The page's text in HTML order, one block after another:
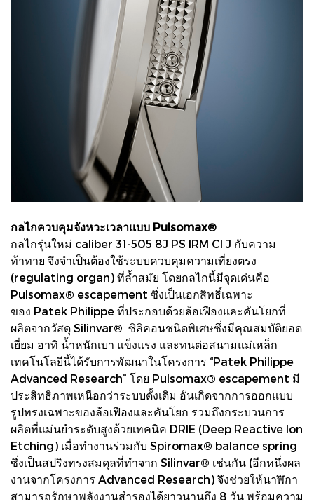
กลไกควบคุมจังหวะเวลาแบบ Pulsomax®
กลไกรุ่นใหม่ caliber 31-505 8J PS IRM CI J กับความ
ท้าทาย จึงจำเป็นต้องใช้ระบบควบคุมความเที่ยงตรง
(regulating organ) ที่ล้ำสมัย โดยกลไกนี้มีจุดเด่นคือ
Pulsomax® escapement ซึ่งเป็นเอกสิทธิ์เฉพาะ
ของ Patek Philippe ที่ประกอบด้วยล้อเฟืองและคันโยกที่
ผลิตจากวัสดุ Silinvar® ซิลิคอนชนิดพิเศษซึ่งมีคุณสมบัติยอด
เยี่ยม อาทิ น้ำหนักเบา แข็งแรง และทนต่อสนามแม่เหล็ก
เทคโนโลยีนี้ได้รับการพัฒนาในโครงการ “Patek Philippe
Advanced Research” โดย Pulsomax® escapement มี
ประสิทธิภาพเหนือกว่าระบบดั้งเดิม อันเกิดจากการออกแบบ
รูปทรงเฉพาะของล้อเฟืองและคันโยก รวมถึงกระบวนการ
ผลิตที่แม่นยำระดับสูงด้วยเทคนิค DRIE (Deep Reactive Ion
Etching) เมื่อทำงานร่วมกับ Spiromax® balance spring
ซึ่งเป็นสปริงทรงสมดุลที่ทำจาก Silinvar® เช่นกัน (อีกหนึ่งผล
งานจากโครงการ Advanced Research) จึงช่วยให้นาฬิกา
สามารถรักษาพลังงานสำรองได้ยาวนานถึง 8 วัน พร้อมความ